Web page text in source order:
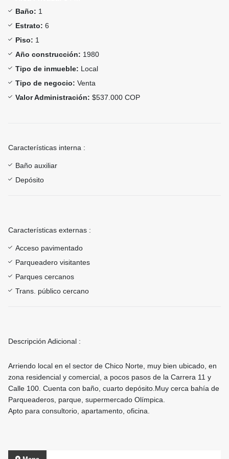
Baño: 1
Estrato: 6
Piso: 1
Año construcción: 1980
Tipo de inmueble: Local
Tipo de negocio: Venta
Valor Administración: $537.000 COP
Características interna :
Baño auxiliar
Depósito
Características externas :
Acceso pavimentado
Parqueadero visitantes
Parques cercanos
Trans. público cercano
Descripción Adicional :
Arriendo local en el sector de Chico Norte, muy bien ubicado, en
zona residencial y comercial, a pocos pasos de la Carrera 11 y
Calle 100. Cuenta con baño, cuarto depósito.Muy cerca bahía de
Parqueaderos, parque, supermercado Olímpica.
Apto para consultorio, apartamento, oficina.